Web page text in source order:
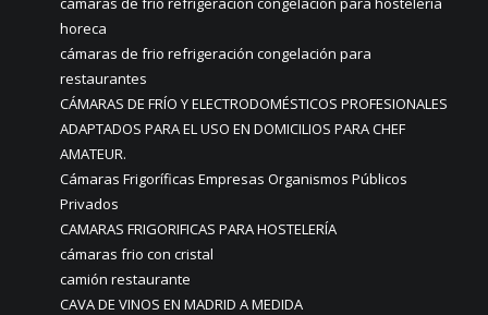
horeca
cámaras de frio refrigeración congelación para
restaurantes
CÁMARAS DE FRÍO Y ELECTRODOMÉSTICOS PROFESIONALES
ADAPTADOS PARA EL USO EN DOMICILIOS PARA CHEF
AMATEUR.
Cámaras Frigoríficas Empresas Organismos Públicos
Privados
CAMARAS FRIGORIFICAS PARA HOSTELERÍA
cámaras frio con cristal
camión restaurante
CAVA DE VINOS EN MADRID A MEDIDA